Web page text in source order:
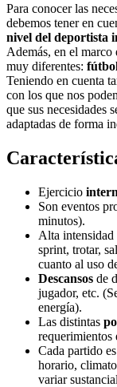
Para conocer las
debemos tener en
nivel del deportista
Además, en el marco
muy diferentes:
Teniendo en cuenta
con los que nos
que sus necesidades
adaptadas de forma
Ejercicio
Son eventos
minutos).
Alta intensidad
sprint, trotar,
cuanto al uso
Descansos de
jugador, etc.
energía).
Las distintas
requerimientos
Cada partido
horario,
variar